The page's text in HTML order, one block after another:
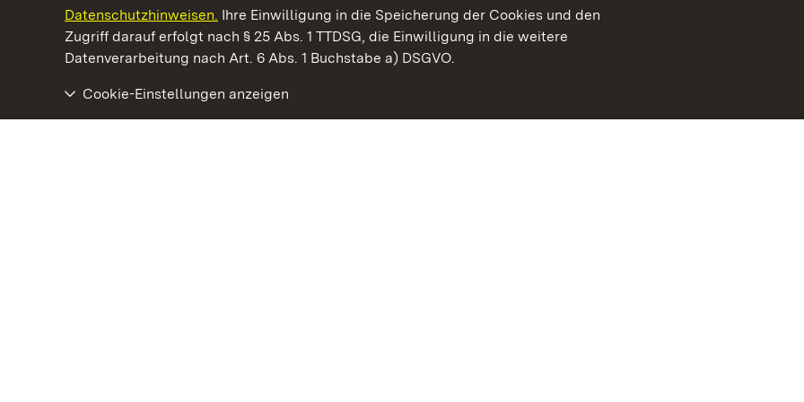
Datenschutzhinweisen. Ihre Einwilligung in die Speicherung der Cookies und den
Zugriff darauf erfolgt nach § 25 Abs. 1 TTDSG, die Einwilligung in die weitere
Datenverarbeitung nach Art. 6 Abs. 1 Buchstabe a) DSGVO.
Cookie-Einstellungen anzeigen
Kommen. Staunen. Genießen.